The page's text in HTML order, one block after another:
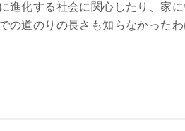
進化する社会に関心したり、家
の道のりの長さも知らなかった